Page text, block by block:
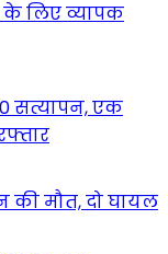
के लिए व्यापक
सत्यापन, एक
की मौत, दो घायल